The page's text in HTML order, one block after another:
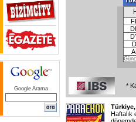
Google Arama *
Haftalık